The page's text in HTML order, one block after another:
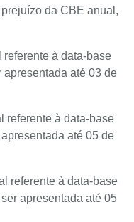
da CBE anual,
à data-base
apresentada até 03 de
referente à data-base
até 05 de
referente à data-base
apresentada até 05